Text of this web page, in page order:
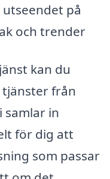
på
och trender
kan du
från
samlar in
för dig att
som passar